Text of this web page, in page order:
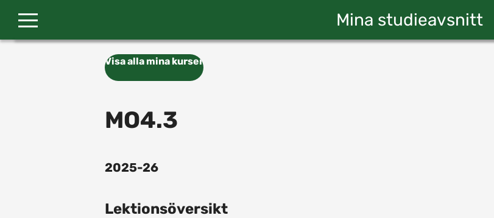
Mina studieavsnitt
Visa alla mina kurser
MO4.3
2025-26
Lektionsöversikt